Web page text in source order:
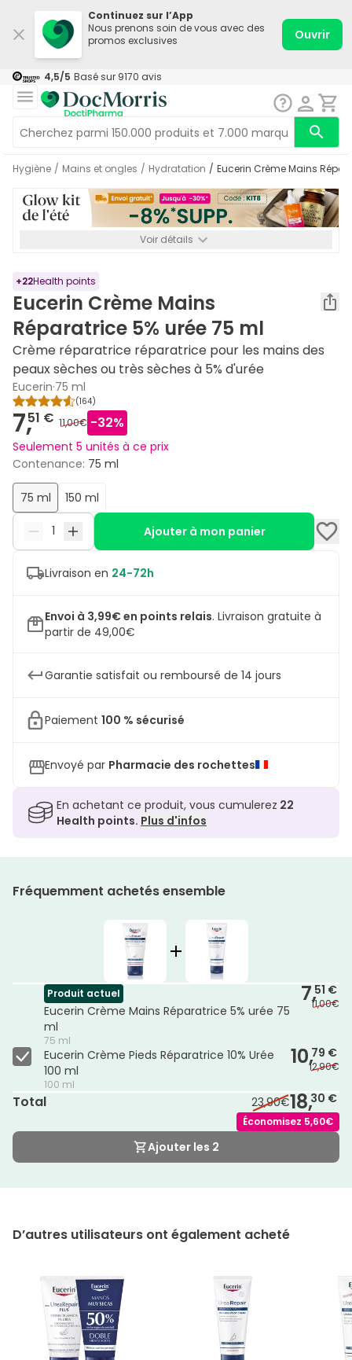
Continuez sur l’App
Nous prenons soin de vous avec des
promos exclusives
Ouvrir
4,5/5 Basé sur 9170 avis
Hygiène / Mains et ongles / Hydratation / Eucerin Crème Mains
Voir détails
+22Health points
Eucerin Crème Mains
Réparatrice 5% urée 75 ml
Crème réparatrice réparatrice pour les mains des
peaux sèches ou très sèches à 5% d'urée
Eucerin·75 ml
(164)
7,51 € 11,00€ -32%
Seulement 5 unités à ce prix
Contenance: 75 ml
75 ml 150 ml
Ajouter à mon panier
Livraison en 24-72h
Envoi à 3,99€ en points relais. Livraison gratuite à
partir de 49,00€
Garantie satisfait ou remboursé de 14 jours
Paiement 100 % sécurisé
Envoyé par Pharmacie des rochettes
En achetant ce produit, vous cumulerez 22
Health points. Plus d'infos
Fréquemment achetés ensemble
Produit actuel
Eucerin Crème Mains Réparatrice 5% urée 75
ml
75 ml
7,51 €
11,00€
Eucerin Crème Pieds Réparatrice 10% Urée
100 ml
100 ml
10,79 €
12,90€
Total 23,90€18,30 €
Économisez 5,60€
Ajouter les 2
D’autres utilisateurs ont également acheté